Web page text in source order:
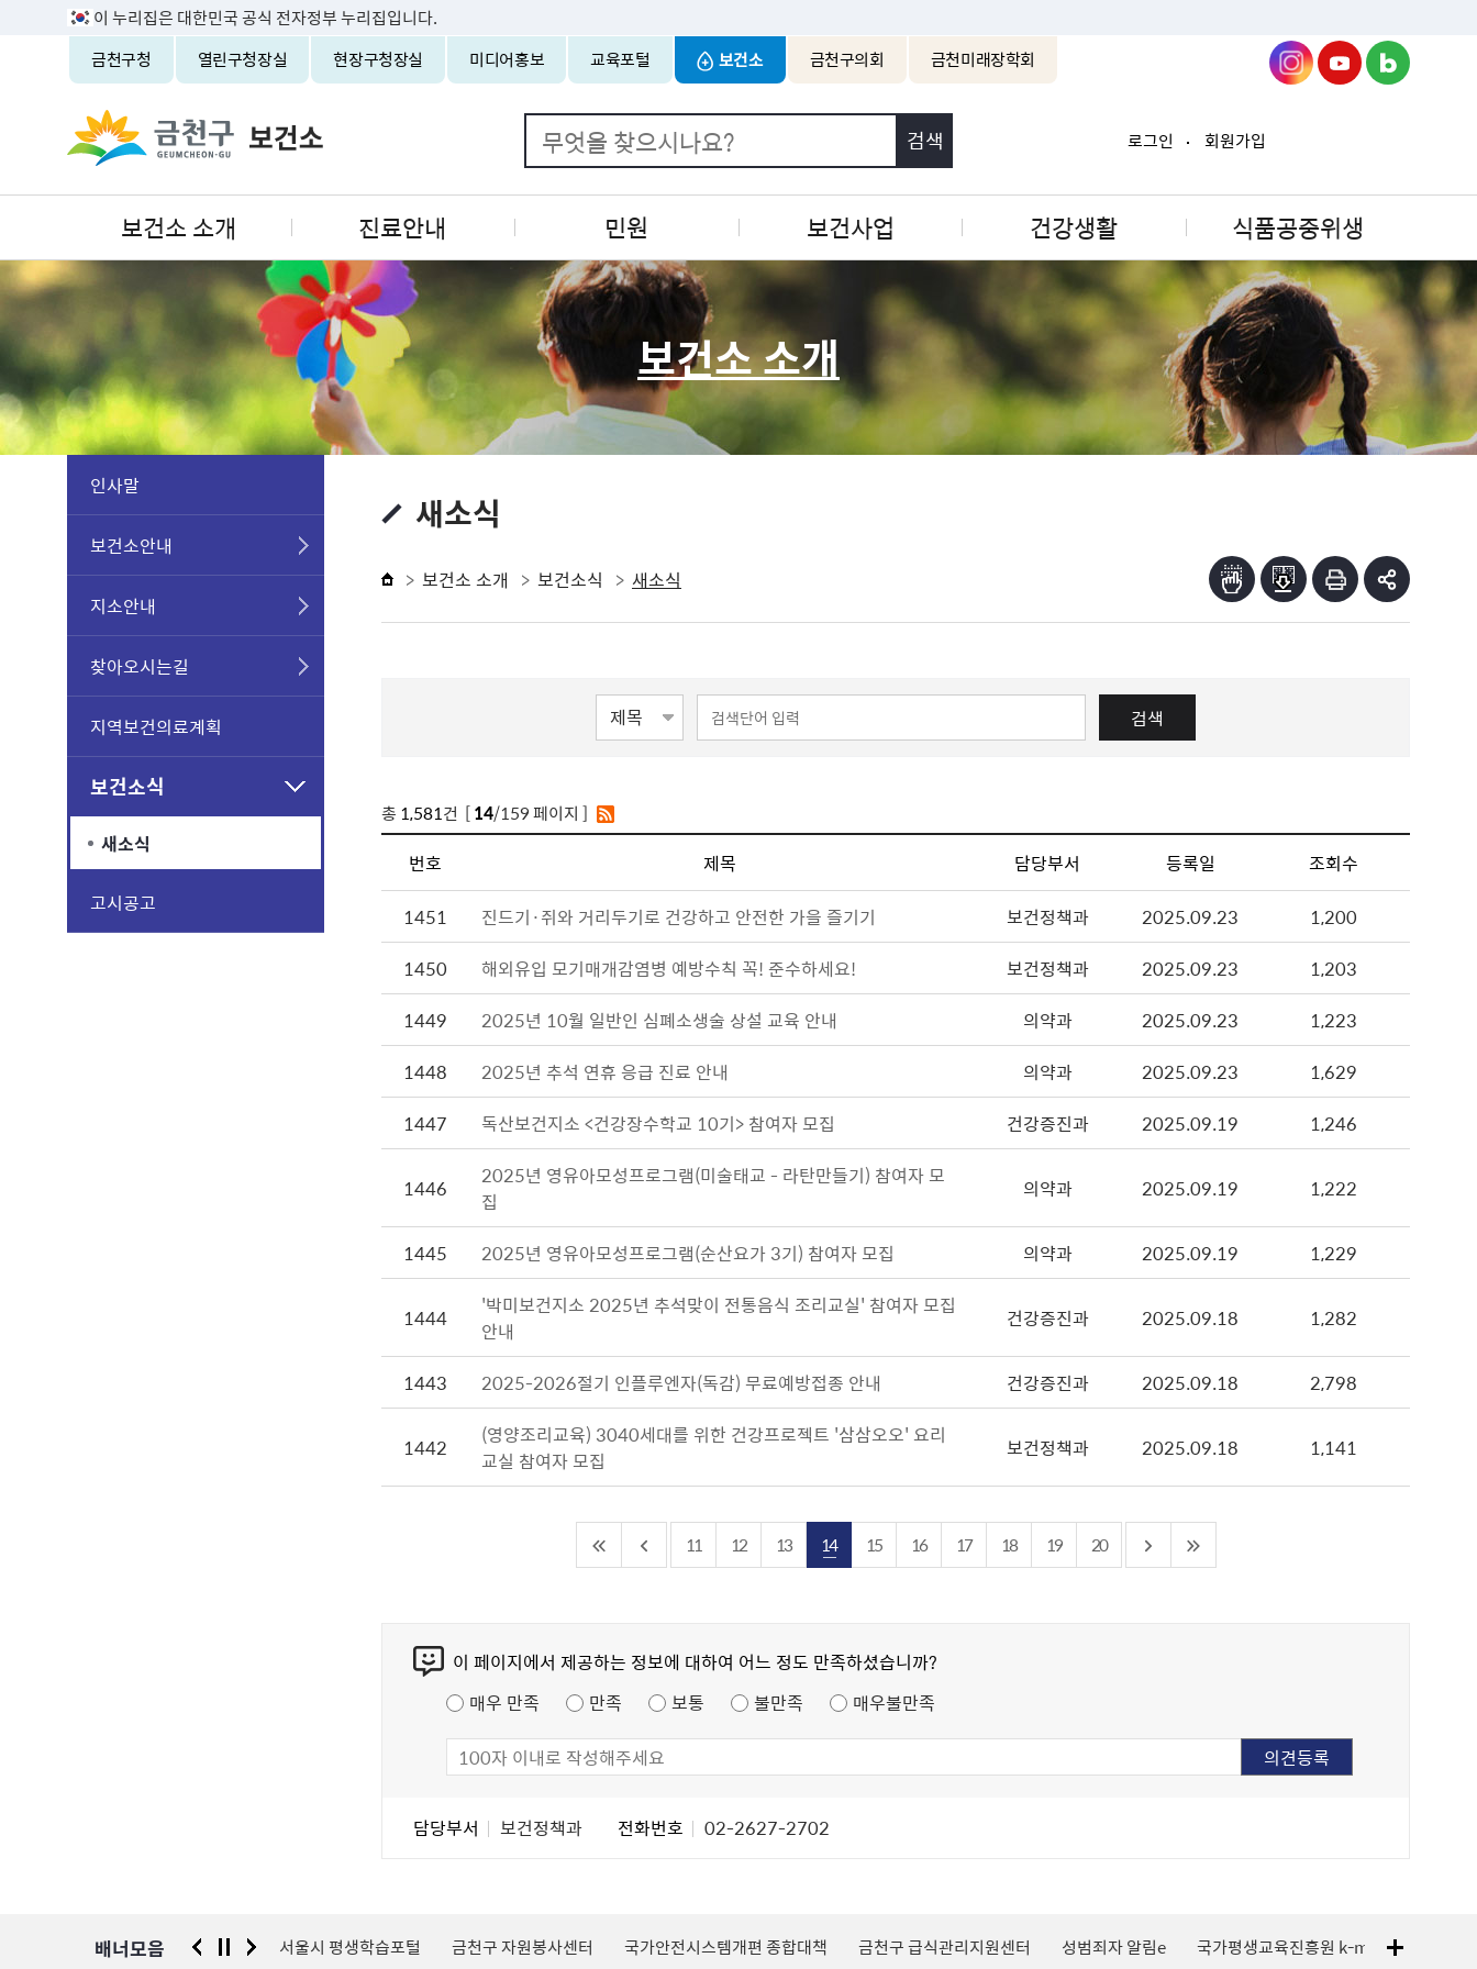
이 누리집은 대한민국 공식 전자정부 누리집입니다.
금천구청
열린구청장실 현장구청장실 미디어홍보 교육포털 보건소 금천구의회 금천미래장학회
로그인 회원가입
보건소 소개 진료안내 민원 보건사업 건강생활 식품공중위생
보건소 소개
인사말
보건소안내
지소안내
찾아오시는길
지역보건의료계획
보건소식
새소식
고시공고
새소식
보건소 소개 보건소식 새소식
검색
총 1,581건 [14/159 페이지 ]
번호 제목 담당부서 등록일 조회수
1451 진드기·쥐와 거리두기로 건강하고 안전한 가을 즐기기 보건정책과 2025.09.23
1,200
1450
해외유입 모기매개감염병 예방수칙 꼭! 준수하세요! 보건정책과 2025.09.23
1,203
1449
2025년 10월 일반인 심폐소생술 상설 교육 안내 의약과 2025.09.23
1,223
1448
2025년 추석 연휴 응급 진료 안내 의약과 2025.09.23
1,629
1447
독산보건지소 <건강장수학교 10기> 참여자 모집 건강증진과 2025.09.19 1,246
1446
2025년 영유아모성프로그램(미술태교 - 라탄만들기) 참여자 모
집
의약과 2025.09.19 1,222
1445 2025년 영유아모성프로그램(순산요가 3기) 참여자 모집 의약과 2025.09.19 1,229
1444
'박미보건지소 2025년 추석맞이 전통음식 조리교실' 참여자 모집
안내
건강증진과 2025.09.18 1,282
1443 2025-2026절기 인플루엔자(독감) 무료예방접종 안내 건강증진과 2025.09.18 2,798
1442
(영양조리교육) 3040세대를 위한 건강프로젝트 '삼삼오오' 요리
교실 참여자 모집
보건정책과 2025.09.18 1,141
11 12 13 14 15 16 17 18 19 20
이 페이지에서 제공하는 정보에 대하여 어느 정도 만족하셨습니까?
매우 만족
만족 보통 불만족 매우불만족
담당부서 보건정책과 전화번호 02-2627-2702
배너모음
경찰청 유실물 통합포털 서울시 평생학습포털 금천구 자원봉사센터 국가안전시스템개편 종합대책 금천구 급식관리지원센터 성범죄자 알림e 국가평생교육진흥원 k-mooc